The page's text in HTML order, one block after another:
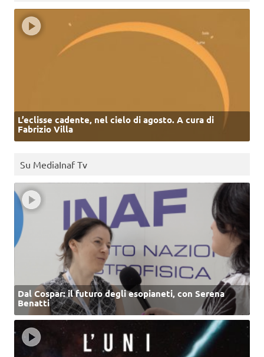
L’eclisse cadente, nel cielo di agosto. A cura di
Fabrizio Villa
Su MediaInaf Tv
Dal Cospar: il futuro degli esopianeti, con Serena
Benatti